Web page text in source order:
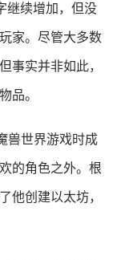
继续增加，但没
家。尽管大多数
事实并非如此，
品。
兽世界游戏时成
的角色之外。根
他创建以太坊，